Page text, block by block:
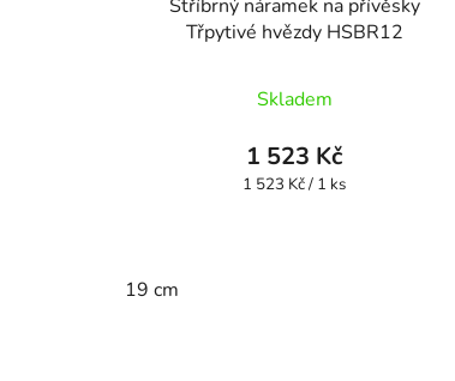
Stříbrný náramek na přívěsky
Třpytivé hvězdy HSBR12
Skladem
1 523 Kč
Měrná
1 523 Kč / 1 ks
19 cm